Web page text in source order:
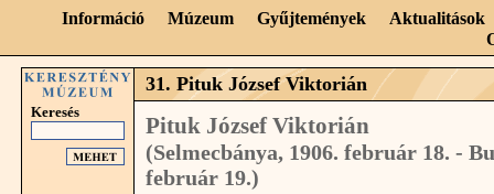
Információ Múzeum Gyűjtemények
Aktualitások
Keresés
31. Pituk József Viktorián
Pituk József Viktorián
(Selmecbánya, 1906. február 18. -
február 19.)